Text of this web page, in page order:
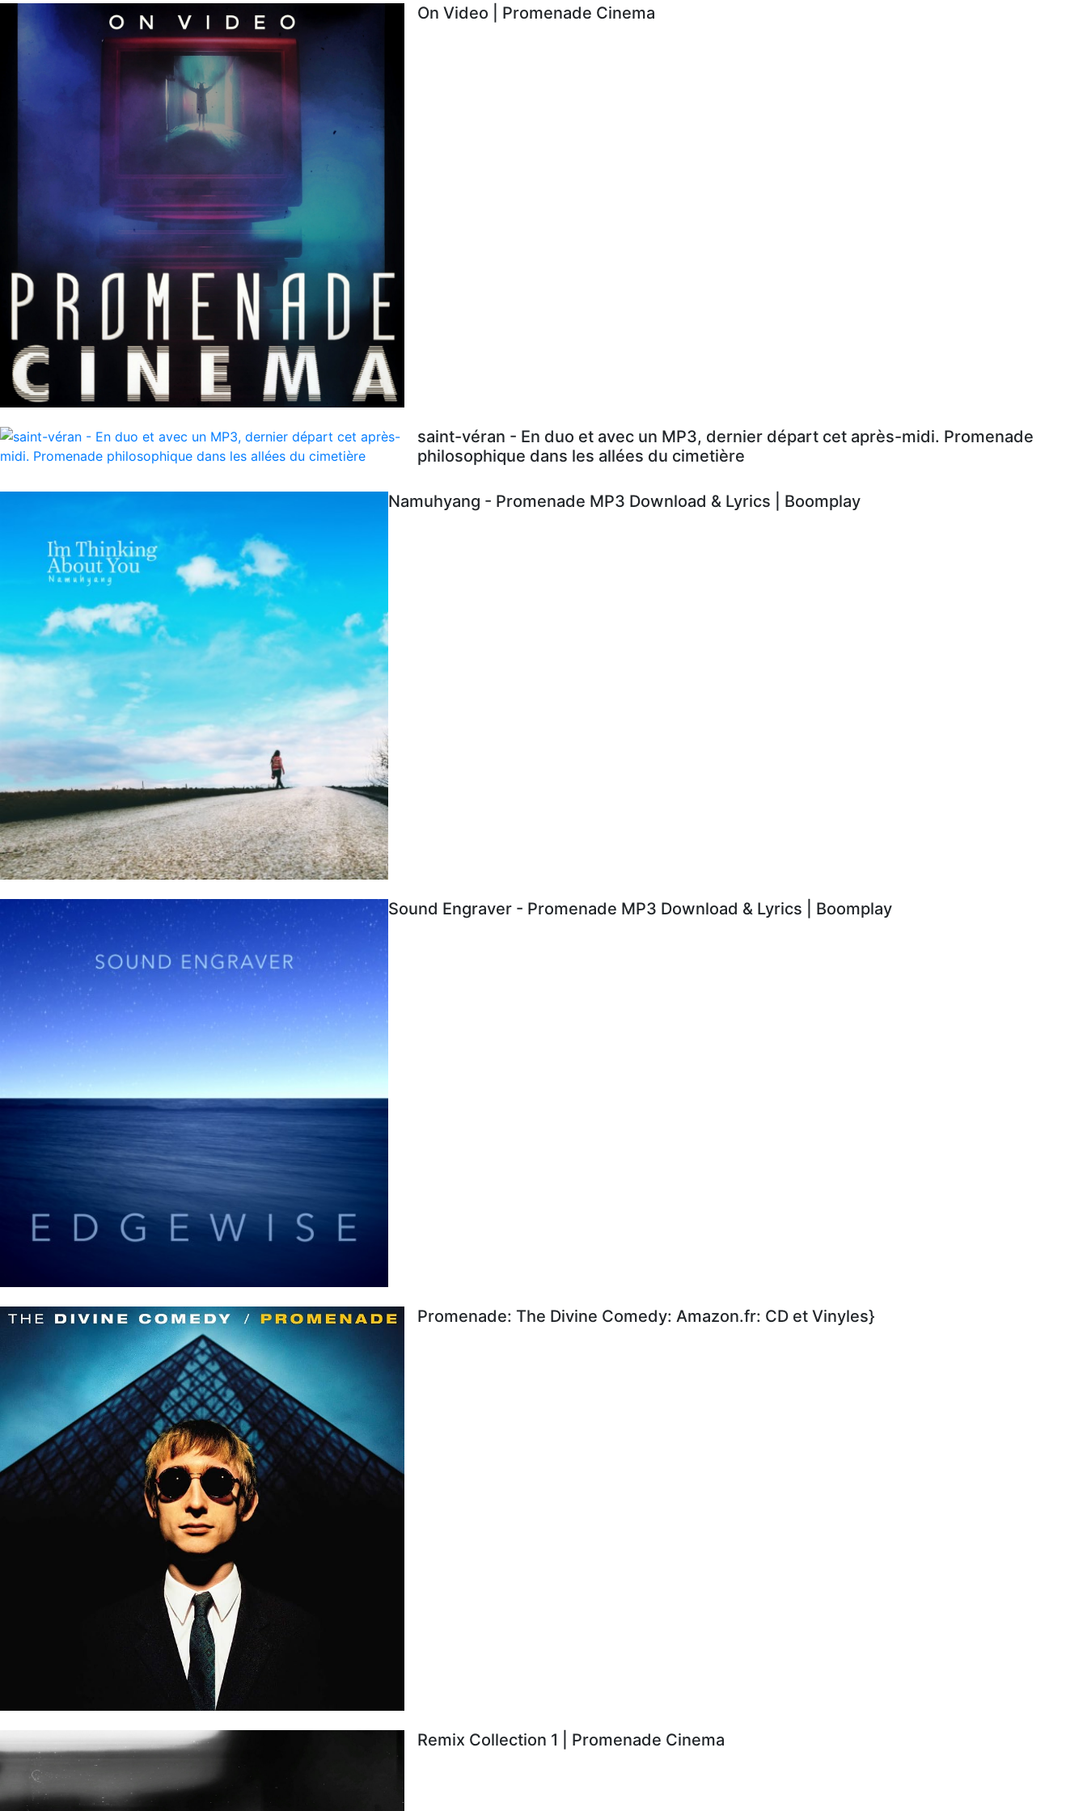
On Video | Promenade Cinema
saint-véran - En duo et avec un MP3, dernier départ cet après-midi. Promenade
philosophique dans les allées du cimetière
Namuhyang - Promenade MP3 Download & Lyrics | Boomplay
Sound Engraver - Promenade MP3 Download & Lyrics | Boomplay
Promenade: The Divine Comedy: Amazon.fr: CD et Vinyles}
Remix Collection 1 | Promenade Cinema